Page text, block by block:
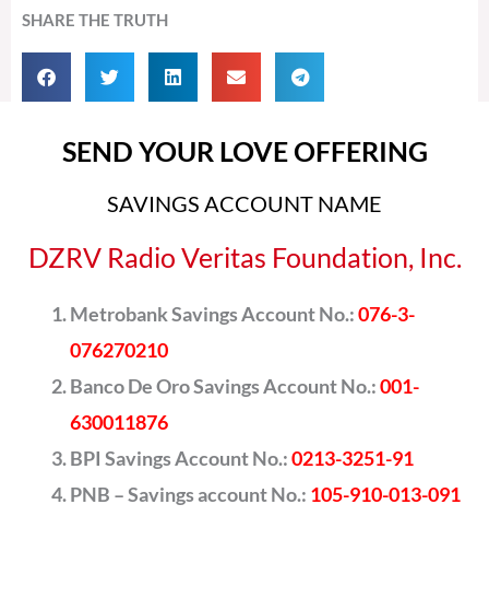
SHARE THE TRUTH
SEND YOUR LOVE OFFERING
SAVINGS ACCOUNT NAME
DZRV Radio Veritas Foundation, Inc.
Metrobank Savings Account No.:076-3-
076270210
Banco De Oro Savings Account No.:001-
630011876
BPI Savings Account No.:0213-3251-91
PNB – Savings account No.: 105-910-013-091